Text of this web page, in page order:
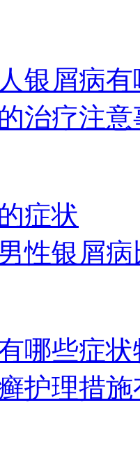
银屑病有
治疗注意
症状
性银屑病
哪些症状
护理措施